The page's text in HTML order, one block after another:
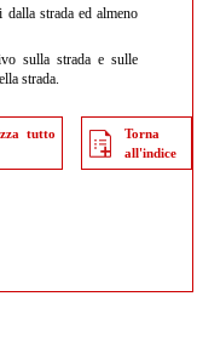
strada ed almeno
sulla strada e sulle
strada.
tutto
Torna
all'indice